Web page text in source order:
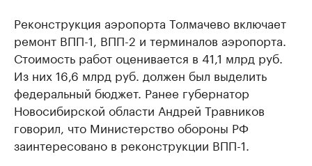
Реконструкция аэропорта Толмачево включает
ремонт ВПП-1, ВПП-2 и терминалов аэропорта.
Стоимость работ оценивается в 41,1 млрд руб.
Из них 16,6 млрд руб. должен был выделить
федеральный бюджет. Ранее губернатор
Новосибирской области Андрей Травников
говорил, что Министерство обороны РФ
заинтересовано в реконструкции ВПП-1.